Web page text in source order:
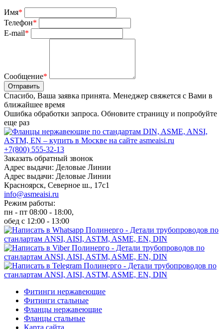
Имя*
Телефон*
E-mail*
Сообщение*
Отправить
Спасибо, Ваша заявка принята. Менеджер свяжется с Вами в
ближайшее время
Ошибка обработки запроса. Обновите страницу и попробуйте
еще раз
+7(800) 555-32-13
Заказать обратный звонок
Адрес выдачи: Деловые Линии
Адрес выдачи: Деловые Линии
Красноярск, Северное ш., 17с1
info@asmeaisi.ru
Режим работы:
пн - пт 08:00 - 18:00,
обед с 12:00 - 13:00
Фитинги нержавеющие
Фитинги стальные
Фланцы нержавеющие
Фланцы стальные